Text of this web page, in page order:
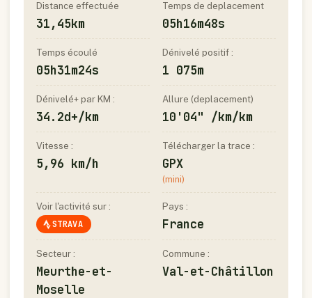
Distance effectuée
31,45km
Temps de deplacement
05h16m48s
Temps écoulé
05h31m24s
Dénivelé positif :
1 075m
Dénivelé+ par KM :
34.2d+/km
Allure (deplacement)
10'04" /km/km
Vitesse :
5,96 km/h
Télécharger la trace :
GPX
(mini)
Voir l'activité sur :
STRAVA
Pays :
France
Secteur :
Meurthe-et-
Moselle
Commune :
Val-et-Châtillon